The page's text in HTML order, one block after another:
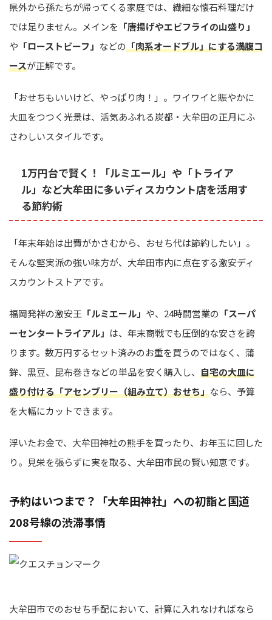
県外から孫たちが帰ってくる家庭では、繊細な懐石料理だけ
では足りません。メインを 「唐揚げやエビフライの山盛り」
や 「ローストビーフ」 などの「肉系オードブル」にする満腹コ
ースが正解です。
「おせちもいいけど、やっぱり肉！」。ワイワイと賑やかに
大皿をつつく光景は、活気あふれる炭都・大牟田の正月にふ
さわしいスタイルです。
1万円台で賢く！「ルミエール」や「トライア
ル」など大牟田に多いディスカウント店を活用す
る節約術
「年末年始は出費がかさむから、おせち代は節約したい」。
そんな堅実派の強い味方が、大牟田市内に点在する激安ディ
スカウントストアです。
福岡発祥の激安王 「ルミエール」 や、24時間営業の 「スーパ
ーセンタートライアル」 は、年末商戦でも圧倒的な安さを誇
ります。数万円するセット済みのお重を買うのではなく、蒲
鉾、黒豆、昆布巻きなどの単品を安く購入し、 自宅の大皿に
盛り付ける「アセンブリー（組み立て）おせち」なら、予算
を大幅にカットできます。
浮いたお金で、大牟田神社の熊手を買ったり、お年玉に回した
り。見栄を張らずに実を取る、大牟田市民の賢い知恵です。
予約はいつまで？「大牟田神社」への初詣と国道
208号線の渋滞事情
大牟田市でのおせち手配において、計算に入れなければなら